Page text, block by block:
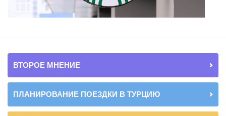
ВТОРОЕ МНЕНИЕ
ПЛАНИРОВАНИЕ ПОЕЗДКИ В ТУРЦИЮ